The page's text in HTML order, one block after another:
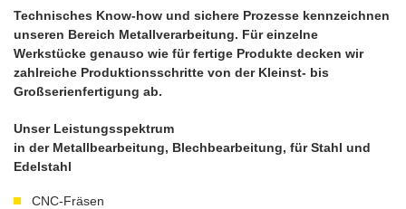
Technisches Know-how und sichere Prozesse kennzeichnen
unseren Bereich Metallverarbeitung. Für einzelne
Werkstücke genauso wie für fertige Produkte decken wir
zahlreiche Produktionsschritte von der Kleinst- bis
Großserienfertigung ab.
Unser Leistungsspektrum
in der Metallbearbeitung, Blechbearbeitung, für Stahl und
Edelstahl
CNC-Fräsen